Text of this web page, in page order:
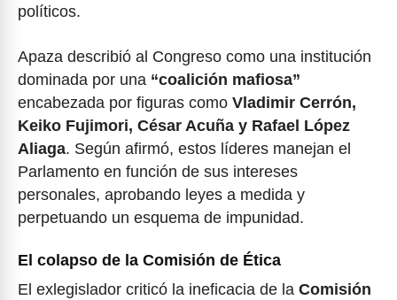
políticos.
Apaza describió al Congreso como una institución
dominada por una “coalición mafiosa”
encabezada por figuras como Vladimir Cerrón,
Keiko Fujimori, César Acuña y Rafael López
Aliaga. Según afirmó, estos líderes manejan el
Parlamento en función de sus intereses
personales, aprobando leyes a medida y
perpetuando un esquema de impunidad.
El colapso de la Comisión de Ética
El exlegislador criticó la ineficacia de la Comisión